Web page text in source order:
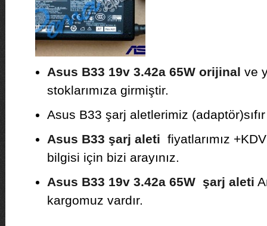
Asus B33 19v 3.42a 65W orijinal ve
stoklarımıza girmiştir.
Asus B33 şarj aletlerimiz
Asus B33 şarj aleti fiyatlarımız
bilgisi için bizi arayınız.
Asus B33 19v 3.42a 65W şarj aleti
kargomuz vardır.